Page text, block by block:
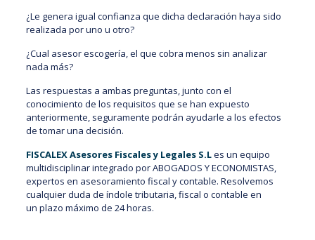
¿Le genera igual confianza que dicha declaración haya sido
realizada por uno u otro?
¿Cual asesor escogería, el que cobra menos sin analizar
nada más?
Las respuestas a ambas preguntas, junto con el
conocimiento de los requisitos que se han expuesto
anteriormente, seguramente podrán ayudarle a los efectos
de tomar una decisión.
FISCALEX Asesores Fiscales y Legales S.Les un equipo
multidisciplinar integrado por ABOGADOS Y ECONOMISTAS,
expertos en asesoramiento fiscal y contable. Resolvemos
cualquier duda de índole tributaria, fiscal o contable en
un plazo máximo de 24 horas.